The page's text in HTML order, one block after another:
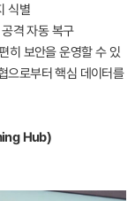
식별
격 자동 복구
히 보안을 운영할 수 있
으로부터 핵심 데이터를
Hub)